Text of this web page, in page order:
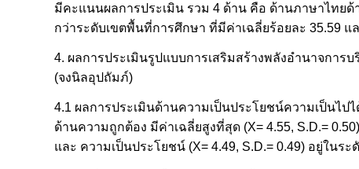
มีคะแนนผลการประเมิน รวม 4 ด้าน คือ ด้านภาษาไทย
กว่าระดับเขตพื้นที่การศึกษา ที่มีค่าเฉลี่ยร้อยละ 35.59 แ
4. ผลการประเมินรูปแบบการเสริมสร้างพลังอำนาจการ
(จงนิลอุปถัมภ์)
4.1 ผลการประเมินด้านความเป็นประโยชน์ความเป็นไป
ด้านความถูกต้อง มีค่าเฉลี่ยสูงที่สุด (X= 4.55, S.D.=
และ ความเป็นประโยชน์ (X= 4.49, S.D.= 0.49) อยู่ในระ